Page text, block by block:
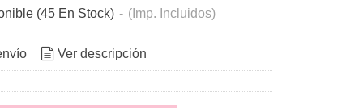
(45 En Stock) - (Imp. Incluidos)
Ver descripción